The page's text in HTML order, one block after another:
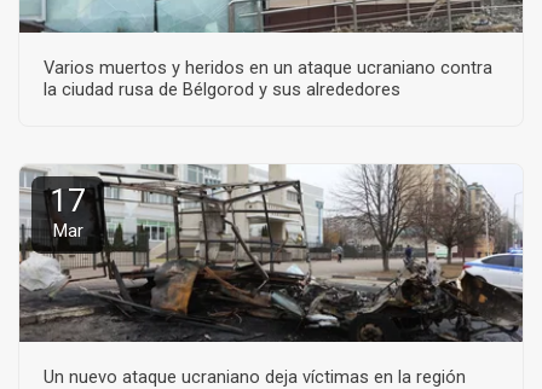
Varios muertos y heridos en un ataque ucraniano contra
la ciudad rusa de Bélgorod y sus alrededores
17
Mar
Un nuevo ataque ucraniano deja víctimas en la región